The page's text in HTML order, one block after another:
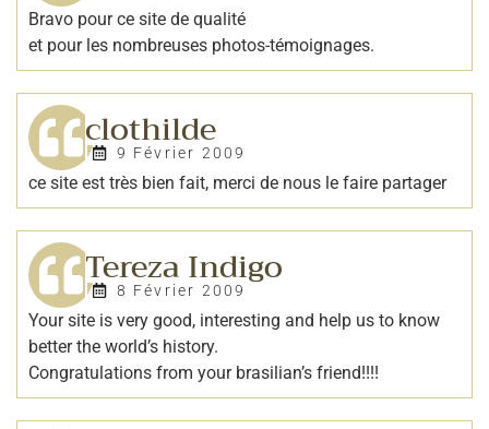
Bravo pour ce site de qualité
et pour les nombreuses photos-témoignages.
clothilde
9 Février 2009
ce site est très bien fait, merci de nous le faire partager
Tereza Indigo
8 Février 2009
Your site is very good, interesting and help us to know
better the world’s history.
Congratulations from your brasilian’s friend!!!!